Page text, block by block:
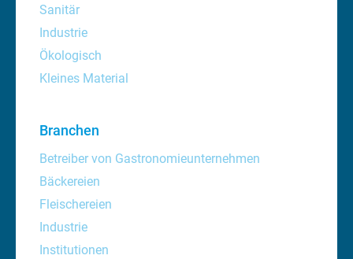
Sanitär
Industrie
Ökologisch
Kleines Material
Branchen
Betreiber von Gastronomieunternehmen
Bäckereien
Fleischereien
Industrie
Institutionen